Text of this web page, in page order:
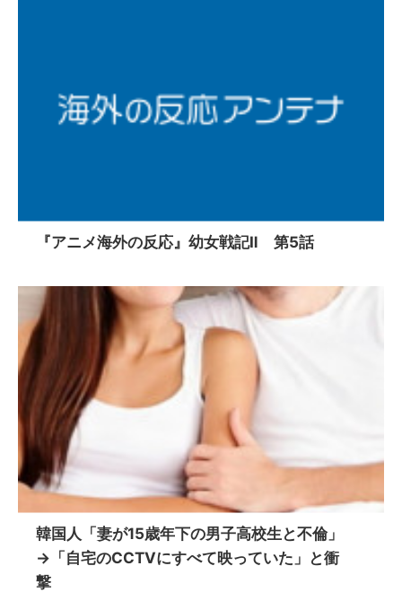
『アニメ海外の反応』幼女戦記Ⅱ 第5話
韓国人「妻が15歳年下の男子高校生と不倫」
→「自宅のCCTVにすべて映っていた」と衝
撃